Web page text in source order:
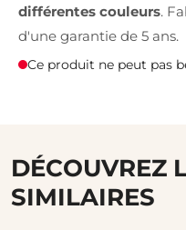
différentes couleurs.
d'une garantie de 5 ans.
Ce produit ne peut pas
DÉCOUVREZ
SIMILAIRES